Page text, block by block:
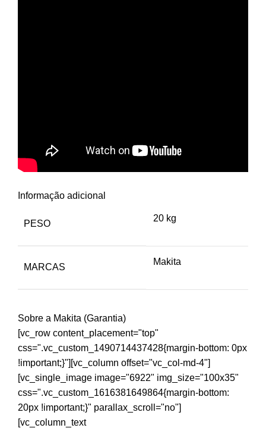
Informação adicional
PESO
20 kg
MARCAS
Makita
Sobre a Makita (Garantia)
[vc_row content_placement="top"
css=".vc_custom_1490714437428{margin-bottom: 0px
!important;}"][vc_column offset="vc_col-md-4"]
[vc_single_image image="6922" img_size="100x35"
css=".vc_custom_1616381649864{margin-bottom:
20px !important;}" parallax_scroll="no"]
[vc_column_text